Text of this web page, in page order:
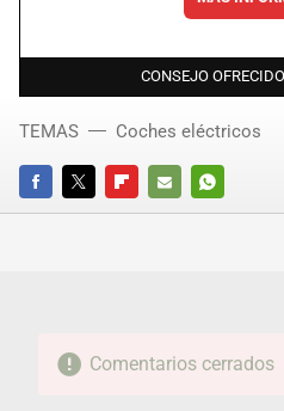
CONSEJO
FACEBOOKTWITTERFLIPBOARD
E-
WHATSAPP
TEMAS Coches eléctricos
Comentarios cerrados